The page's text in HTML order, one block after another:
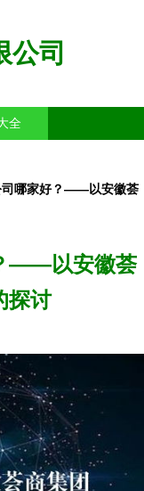
公司
全
司哪家好？——以安徽荟
——以安徽荟
探讨